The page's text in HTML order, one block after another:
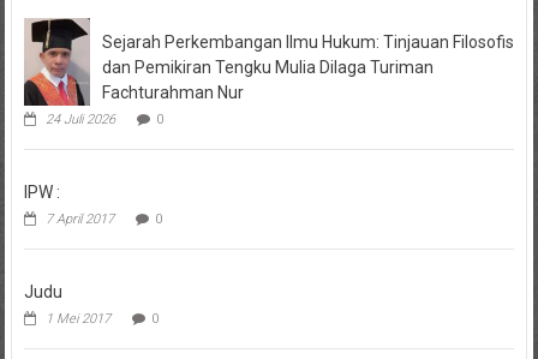
Sejarah Perkembangan Ilmu Hukum: Tinjauan Filosofis
dan Pemikiran Tengku Mulia Dilaga Turiman
Fachturahman Nur
24 Juli 2026 0
IPW :
7 April 2017 0
Judu
1 Mei 2017 0